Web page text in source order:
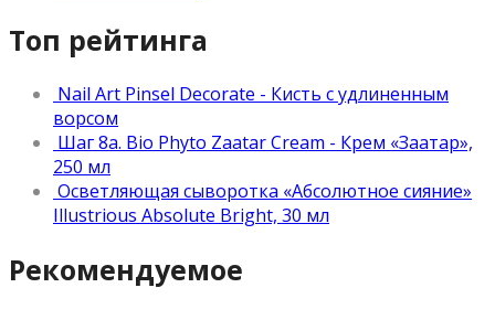
Топ рейтинга
Nail Art Pinsel Decorate - Кисть с удлиненным
ворсом
Шаг 8а. Bio Phyto Zaatar Cream - Крем «Заатар»,
250 мл
Осветляющая сыворотка «Абсолютное сияние»
Illustrious Absolute Bright, 30 мл
Рекомендуемое